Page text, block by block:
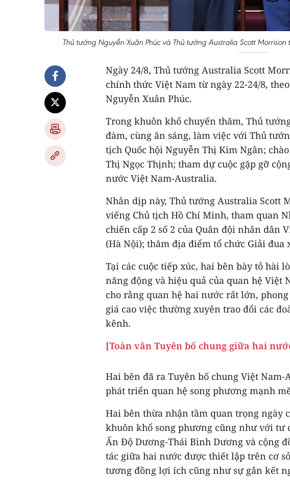
Thủ tướng Nguyễn Xuân Phúc và Thủ tướng Australia Scott
Ngày 24/8, Thủ tướng Australia Scott
chính thức Việt Nam từ ngày 22-24/8,
Nguyễn Xuân Phúc.
Trong khuôn khổ chuyến thăm, Thủ
đàm, cùng ăn sáng, làm việc với Thủ
tịch Quốc hội Nguyễn Thị Kim Ngân;
Thị Ngọc Thịnh; tham dự cuộc gặp gỡ
nước Việt Nam-Australia.
Nhân dịp này, Thủ tướng Australia Scott
viếng Chủ tịch Hồ Chí Minh, tham quan
chiến cấp 2 số 2 của Quân đội nhân dân
(Hà Nội); thăm địa điểm tổ chức Giải đua
Tại các cuộc tiếp xúc, hai bên bày tỏ hài
năng động và hiệu quả của quan hệ Việt
cho rằng quan hệ hai nước rất lớn,
giá cao việc thường xuyên trao đổi các
kênh.
[Toàn văn Tuyên bố chung giữa hai
Hai bên đã ra Tuyên bố chung Việt
phát triển quan hệ song phương mạnh
Hai bên thừa nhận tầm quan trọng ngày
khuôn khổ song phương cũng như với tư
Ấn Độ Dương-Thái Bình Dương và cộng
tác giữa hai nước được thiết lập trên cơ
tương đồng lợi ích cũng như sự gắn kết